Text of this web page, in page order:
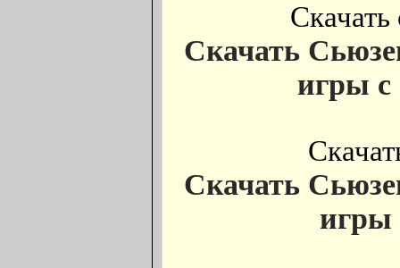
Скачать
игры с
Скачать
игры